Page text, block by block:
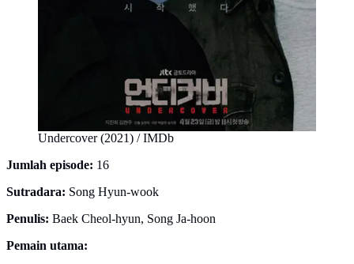
Undercover (2021) / IMDb
Jumlah episode: 16
Sutradara: Song Hyun-wook
Penulis: Baek Cheol-hyun, Song Ja-hoon
Pemain utama: